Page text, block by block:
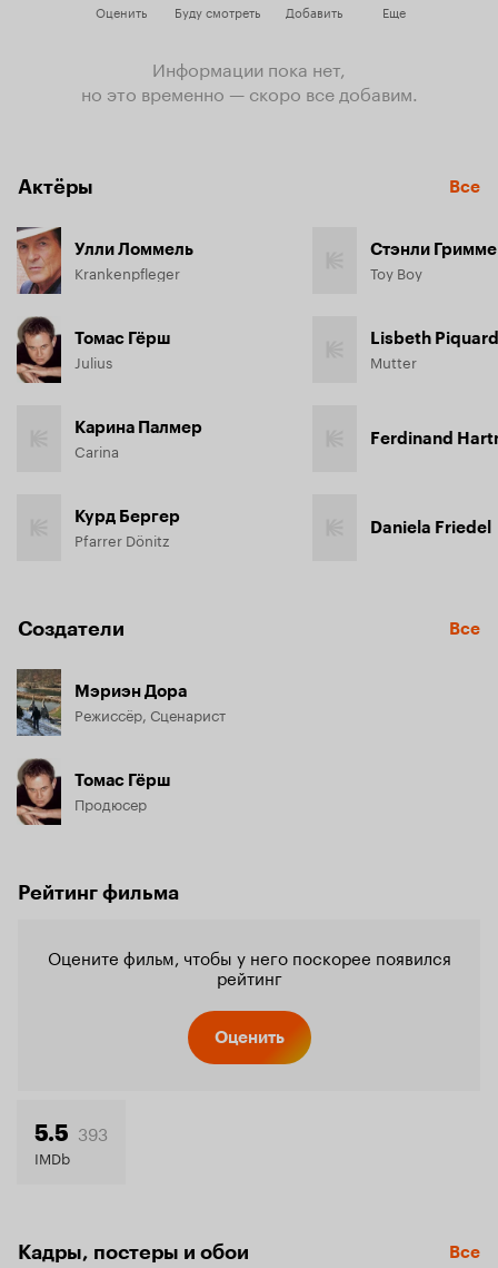
Оценить Буду смотреть Добавить Еще
Информации пока нет,
но это временно — скоро все добавим.
Актёры Все
Улли Ломмель
Krankenpfleger
Томас Гёрш
Julius
Карина Палмер
Carina
Курд Бергер
Pfarrer Dönitz
Стэнли
Toy Boy
Lisbeth
Mutter
Ferdinand
Daniela Friedel
Создатели Все
Мэриэн Дора
Режиссёр, Сценарист
Томас Гёрш
Продюсер
Рейтинг фильма
Оцените фильм, чтобы у него поскорее появился
рейтинг
Оценить
5.5 393
IMDb
Кадры, постеры и обои Все